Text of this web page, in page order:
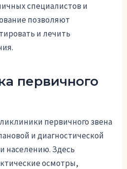
специалистов и
позволяют
и лечить
первичного
первичного звена
и диагностической
населению. Здесь
осмотры,